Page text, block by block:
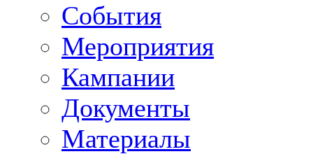
События
Мероприятия
Кампании
Документы
Материалы